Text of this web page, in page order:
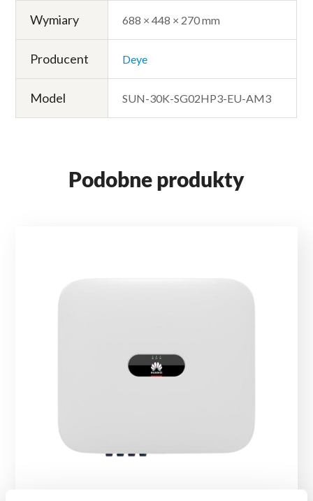
Wymiary 688 × 448 × 270 mm
Producent Deye
Model SUN-30K-SG02HP3-EU-AM3
Podobne produkty